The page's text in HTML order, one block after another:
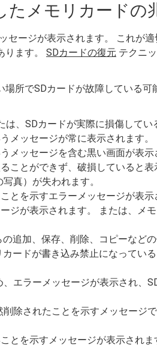
たメモリカードの
セージが表示されます。 これが
ります。 SDカードの復元 テクニ
所でSDカードが故障している可
、SDカードが実際に損傷してい
メッセージが常に表示されます。
メッセージを含む黒い画面が表示
ことができず、破損していると表
真）が失われます。
とを示すエラーメッセージが表示
ジが表示されます。 または、メ
追加、保存、削除、コピーなど
ードが書き込み禁止になってい
エラーメッセージが表示され、
除されたことを示すメッセージで
とを示すメッセージが表示されま